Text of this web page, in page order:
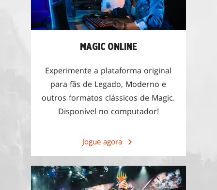
MAGIC ONLINE
Experimente a plataforma original
para fãs de Legado, Moderno e
outros formatos clássicos de Magic.
Disponível no computador!
Jogue agora